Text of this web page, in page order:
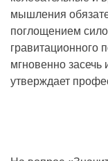
мышления
поглощением
гравитационного
мгновенно засечь
утверждает